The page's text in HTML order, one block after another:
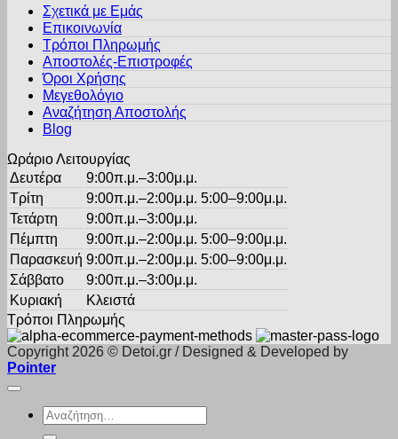
σελίδα
προϊόντος
Σχετικά με Εμάς
Επικοινωνία
Τρόποι Πληρωμής
Αποστολές-Επιστροφές
Όροι Χρήσης
Μεγεθολόγιο
Αναζήτηση Αποστολής
Blog
Ωράριο Λειτουργίας
Δευτέρα
9:00π.μ.–3:00μ.μ.
Τρίτη
9:00π.μ.–2:00μ.μ. 5:00–9:00μ.μ.
Τετάρτη
9:00π.μ.–3:00μ.μ.
Πέμπτη
9:00π.μ.–2:00μ.μ. 5:00–9:00μ.μ.
Παρασκευή 9:00π.μ.–2:00μ.μ. 5:00–9:00μ.μ.
Σάββατο
9:00π.μ.–3:00μ.μ.
Κυριακή
Κλειστά
Τρόποι Πληρωμής
Copyright 2026 © Detoi.gr / Designed & Developed by
Pointer
Αναζήτηση
για: